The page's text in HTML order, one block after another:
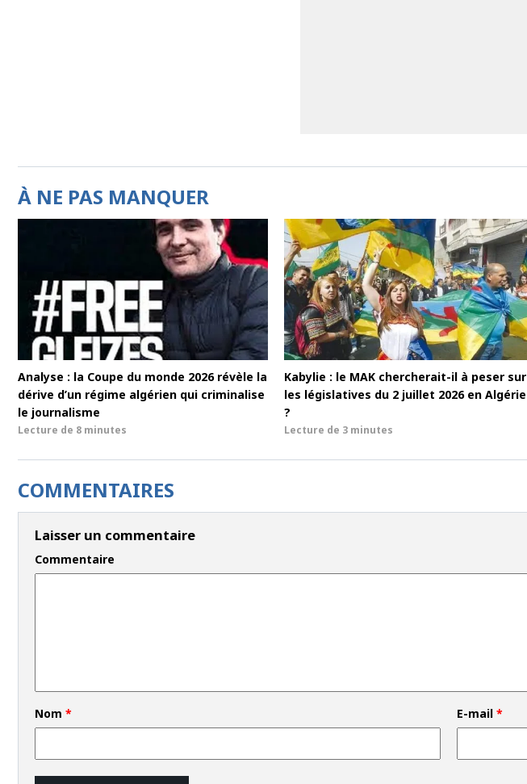
À NE PAS MANQUER
Analyse : la Coupe du monde 2026 révèle la
dérive d’un régime algérien qui criminalise
le journalisme
Lecture de 8 minutes
Kabylie : le MAK chercherait-il à peser sur
les législatives du 2 juillet 2026 en Algérie
?
Lecture de 3 minutes
COMMENTAIRES
Laisser un commentaire
Commentaire
Nom * E-mail*